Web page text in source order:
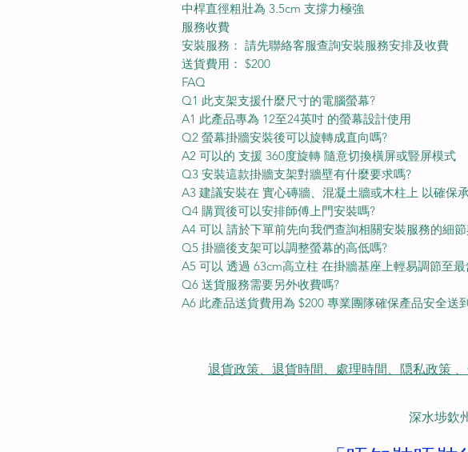
中桿直徑粗壯為 3.5cm 支撐力極強
服務收費
安裝服務： 請先聯絡客服查詢安裝服務安排及收費
送貨費用： $200
FAQ
Q1 此支架支援什麼尺寸的電腦螢幕?
A1 此產品專為 12至24英吋 的螢幕設計使用
Q2 螢幕掛牆安裝後可以旋轉成直向嗎?
A2 可以的 支援 360度旋轉 隨意切換橫屏或豎屏模式
Q3 安裝這款掛牆支架對牆壁有什麼要求嗎?
A3 建議安裝在 實心磚牆、混凝土牆或木柱上 以確保
Q4 購買後可以安排師傅上門安裝嗎?
A4 可以 請於下單前先向我們查詢相關安裝服務的細
Q5 掛牆後支架可以調整螢幕的高低嗎?
A5 可以 透過 63cm高立柱 在掛牆基座上輕易調節至
Q6 送貨服務需要另外收費嗎?
A6 此產品送貨費用為 $200 專業團隊確保產品安全送
退貨政策、退貨時間、處理時間、隠私政策
深水埗欽